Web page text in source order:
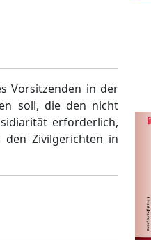
Vorsitzenden in der
soll, die den nicht
erforderlich,
den Zivilgerichten in